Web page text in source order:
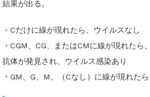
結果が出る 。
・Cだけに線が現れたら、ウイルスなし
・CGM、CG、またはCMに線が現れたら
抗体が発見され、ウイルス感染あり
・GM、G、M、（Cなし）に線が現れた